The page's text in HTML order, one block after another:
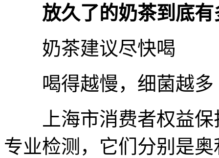
放久了的奶茶到底有
奶茶建议尽快喝
喝得越慢，细菌越多
上海市消费者权益保
专业检测，它们分别是